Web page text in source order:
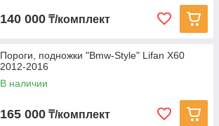
140 000 ₸/комплект
Пороги, подножки "Bmw-Style" Lifan X60
2012-2016
В наличии
165 000 ₸/комплект